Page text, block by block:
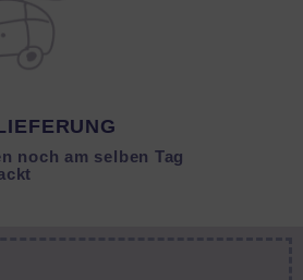
noch am selben Tag